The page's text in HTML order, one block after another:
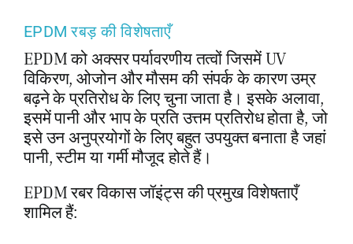
EPDM रबड़ की विशेषताएँ
EPDM को अक्सर पर्यावरणीय तत्वों जिसमें UV
विकिरण, ओजोन और मौसम की संपर्क के कारण उम्र
बढ़ने के प्रतिरोध के लिए चुना जाता है। इसके अलावा,
इसमें पानी और भाप के प्रति उत्तम प्रतिरोध होता है, जो
इसे उन अनुप्रयोगों के लिए बहुत उपयुक्त बनाता है जहां
पानी, स्टीम या गर्मी मौजूद होते हैं।
EPDM रबर विकास जॉइंट्स की प्रमुख विशेषताएँ
शामिल हैं: